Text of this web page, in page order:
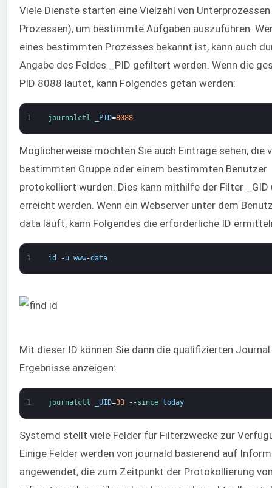
Viele Dienste starten eine Vielzahl von
Prozessen), um bestimmte Aufgaben auszuführen.
eines bestimmten Prozesses bekannt ist, kann auch
Angabe des Feldes _PID gefiltert werden. Wenn die
PID 8088 lautet, kann Folgendes getan werden:
1 journalctl _PID=8088
Möglicherweise möchten Sie auch Einträge sehen, die
bestimmten Gruppe oder einem bestimmten Benutzer
protokolliert wurden. Dies kann mithilfe der Filter _GID
erreicht werden. Wenn ein Webserver unter dem
data läuft, kann Folgendes die erforderliche ID
1 id -u www-data
Mit dieser ID können Sie dann die qualifizierten
Ergebnisse anzeigen:
1 journalctl _UID=33 --since today
Systemd stellt viele Felder für Filterzwecke zur
Einige Felder werden von journald basierend auf
angewendet, die zum Zeitpunkt der Protokollierung